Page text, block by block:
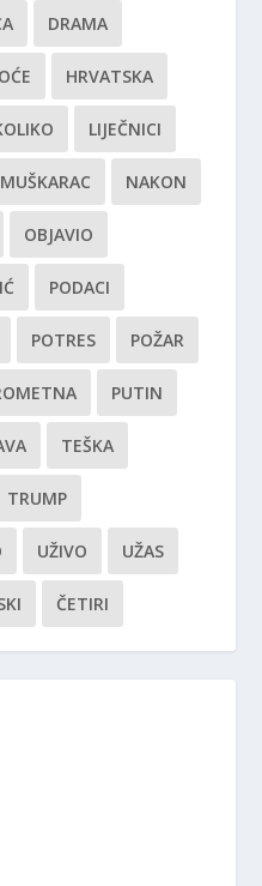
DRAMA
HRVATSKA
LIJEČNICI
MUŠKARAC NAKON
OBJAVIO
PODACI
POTRES POŽAR
PUTIN
TEŠKA
TRUMP
UŽIVO UŽAS
ČETIRI